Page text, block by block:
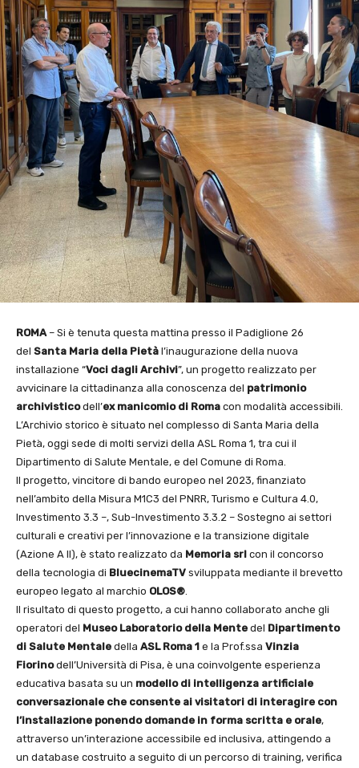
ROMA – Si è tenuta questa mattina presso il Padiglione 26
del Santa Maria della Pietà l’inaugurazione della nuova
installazione “Voci dagli Archivi”, un progetto realizzato per
avvicinare la cittadinanza alla conoscenza del patrimonio
archivisticodell’ex manicomio di Roma con modalità accessibili.
L’Archivio storico è situato nel complesso di Santa Maria della
Pietà, oggi sede di molti servizi della ASL Roma 1, tra cui il
Dipartimento di Salute Mentale, e del Comune di Roma.
Il progetto, vincitore di bando europeo nel 2023, finanziato
nell’ambito della Misura M1C3 del PNRR, Turismo e Cultura 4.0,
Investimento 3.3 –, Sub-Investimento 3.3.2 – Sostegno ai settori
culturali e creativi per l’innovazione e la transizione digitale
(Azione A II), è stato realizzato da Memoria srl con il concorso
della tecnologia di BluecinemaTV sviluppata mediante il brevetto
europeo legato al marchio OLOS®
Il risultato di questo progetto, a cui hanno collaborato anche gli
operatori del Museo Laboratorio della Mente del Dipartimento
di Salute Mentale della ASL Roma 1 e la Prof.ssa Vinzia
Fiorinodell’Università di Pisa, è una coinvolgente esperienza
educativa basata su un modello di intelligenza artificiale
conversazionale che consente ai visitatori di interagire con
l’installazione ponendo domande in forma scritta e orale,
attraverso un’interazione accessibile ed inclusiva, attingendo a
un database costruito a seguito di un percorso di training, verifica